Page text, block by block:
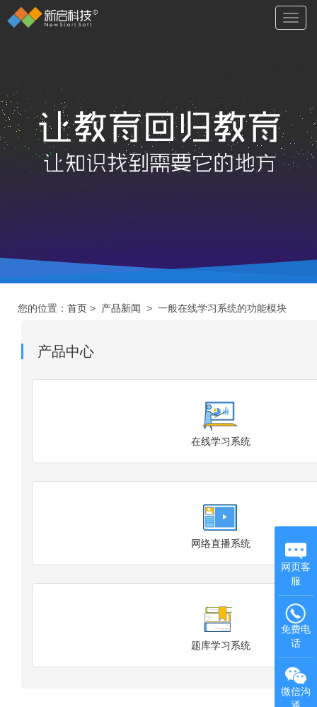
切
换
您的位置： 首页 > 产品新闻 > 一般在线学习系统的功能模块
产品中心
在线学习系统
网络直播系统
题库学习系统
网页客
服
免费电
话
微信沟